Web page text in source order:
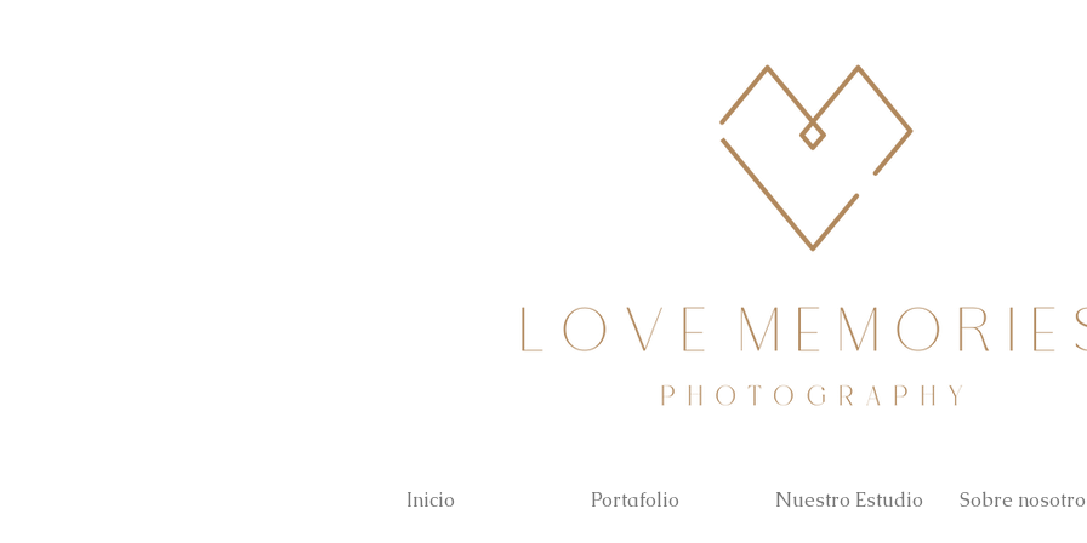
Inicio Portafolio Nuestro Estudio Sobre